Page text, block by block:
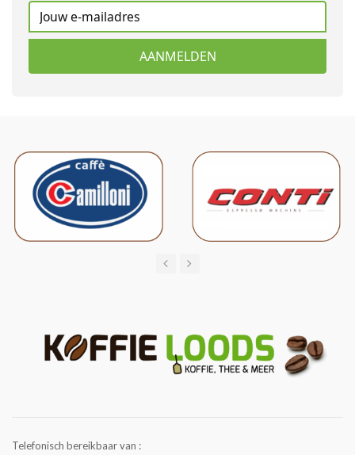
AANMELDEN
Telefonisch bereikbaar van :